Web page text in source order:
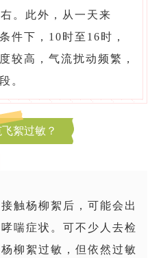
。此外，从一天来
件下，10时至16时，
较高，气流扰动频繁，
。
絮过敏？
触杨柳絮后，可能会出
喘症状。可不少人去检
柳絮过敏，但依然过敏